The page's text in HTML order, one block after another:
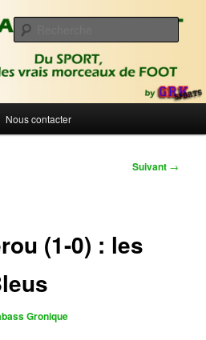
de foot | Gronique's Sports Blog
Nous contacter
Suivant →
(1-0) : les
Gronique